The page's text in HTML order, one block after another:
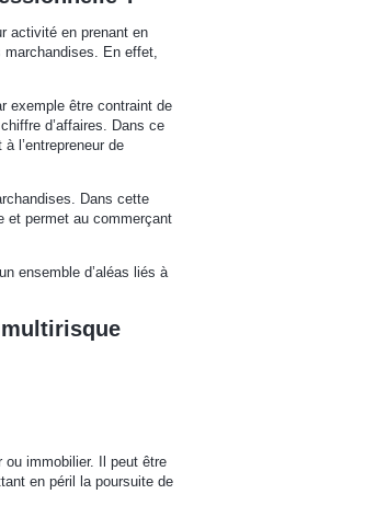
activité en prenant en
En effet,
exemple être contraint de
d’affaires. Dans ce
l’entrepreneur de
Dans cette
et permet au commerçant
ensemble d’aléas liés à
multirisque
ou immobilier. Il peut être
en péril la poursuite de